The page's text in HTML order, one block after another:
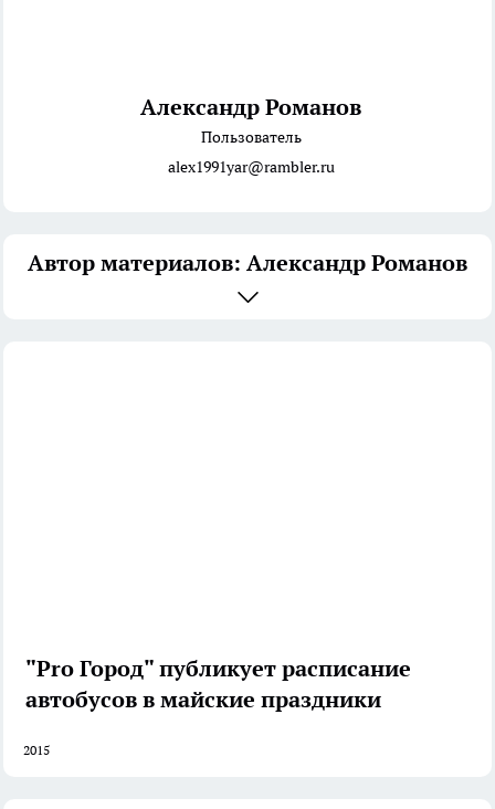
Александр Романов
Пользователь
alex1991yar@rambler.ru
Автор материалов: Александр Романов
"Pro Город" публикует расписание
автобусов в майские праздники
2015